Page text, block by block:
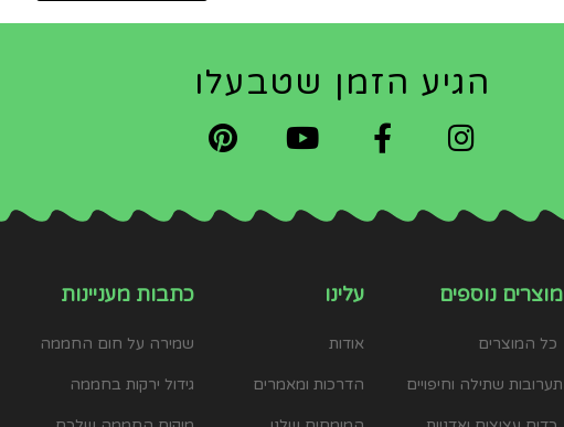
הגיע הזמן שטבעלו
מוצרים נוספים
כל המוצרים
תערובות שתילה וחיפויים
עלינו
אודות
הדרכות ומאמרים
כתבות מעניינות
שמירה על חום החממה
גידול ירקות בחממה